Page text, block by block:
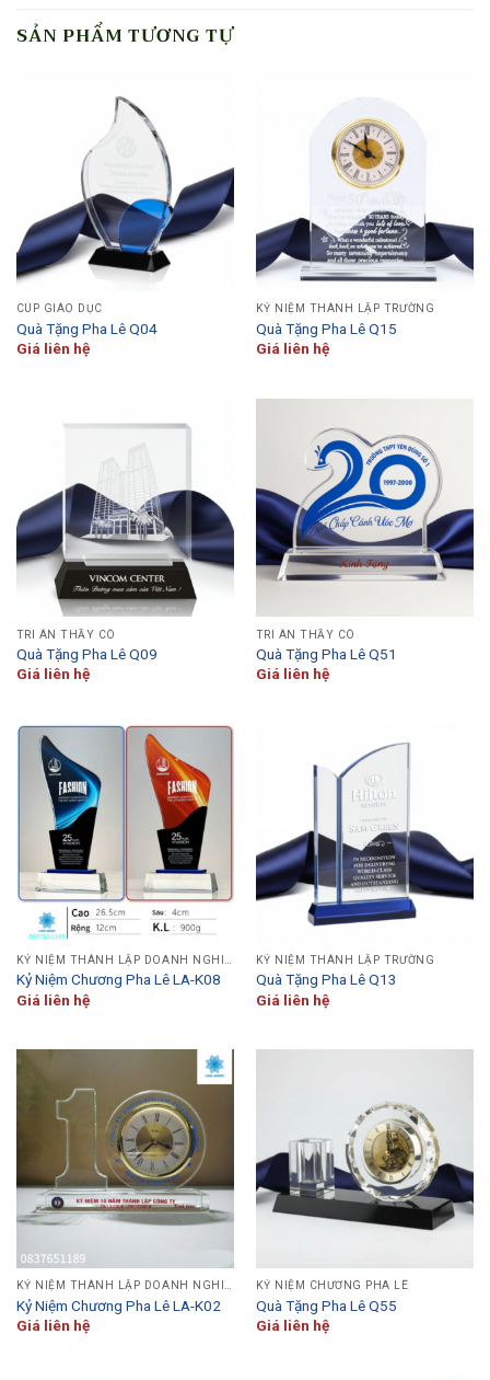
SẢN PHẨM TƯƠNG TỰ
CÚP GIÁO DỤC
Quà Tặng Pha Lê Q04
Giá liên hệ
KỶ NIỆM THÀNH LẬP TRƯỜNG
Quà Tặng Pha Lê Q15
Giá liên hệ
TRI ÂN THẦY CÔ
Quà Tặng Pha Lê Q09
Giá liên hệ
TRI ÂN THẦY CÔ
Quà Tặng Pha Lê Q51
Giá liên hệ
Kỷ Niệm Chương Pha Lê LA-K08
Giá liên hệ
KỶ NIỆM THÀNH LẬP TRƯỜNG
Quà Tặng Pha Lê Q13
Giá liên hệ
Kỷ Niệm Chương Pha Lê LA-K02
Giá liên hệ
KỶ NIỆM CHƯƠNG PHA LÊ
Quà Tặng Pha Lê Q55
Giá liên hệ